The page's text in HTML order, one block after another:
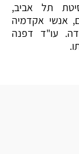
באוניברסיטת תל אביב,
אנשי אקדמיה
עו"ד דפנה